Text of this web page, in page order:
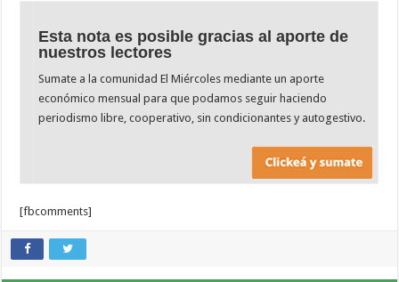
Esta nota es posible gracias al aporte de
nuestros lectores
Sumate a la comunidad El Miércoles mediante un aporte
económico mensual para que podamos seguir haciendo
periodismo libre, cooperativo, sin condicionantes y autogestivo.
[fbcomments]